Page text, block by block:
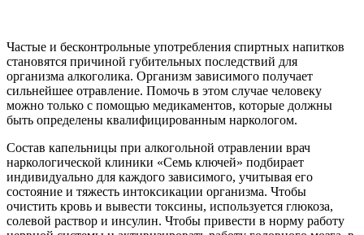
Частые и бесконтрольные употребления спиртных напитков
становятся причиной губительных последствий для
организма алкоголика. Организм зависимого получает
сильнейшее отравление. Помочь в этом случае человеку
можно только с помощью медикаментов, которые должны
быть определены квалифицированным наркологом.
Состав капельницы при алкогольной отравлении врач
наркологической клиники «Семь ключей» подбирает
индивидуально для каждого зависимого, учитывая его
состояние и тяжесть интоксикации организма. Чтобы
очистить кровь и вывести токсины, используется глюкоза,
солевой раствор и инсулин. Чтобы привести в норму работу